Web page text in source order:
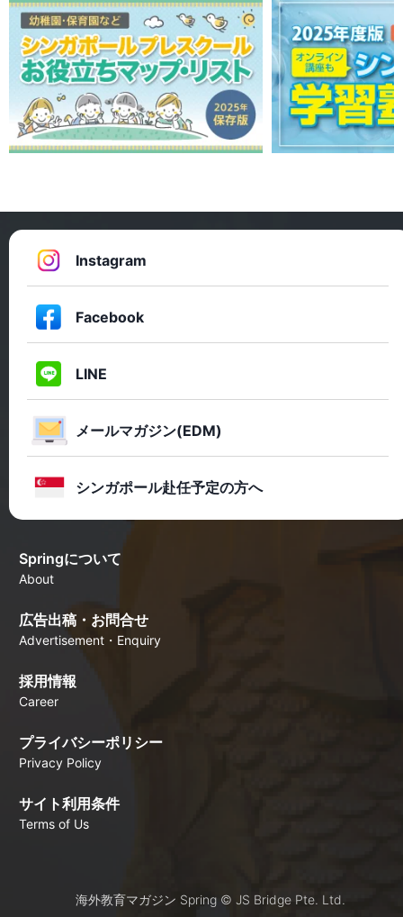
Instagram
Facebook
LINE
メールマガジン(EDM)
シンガポール赴任予定の方へ
Springについて
About
広告出稿・お問合せ
Advertisement・Enquiry
採用情報
Career
プライバシーポリシー
Privacy Policy
サイト利用条件
Terms of Us
海外教育マガジン Spring © JS Bridge Pte. Ltd.